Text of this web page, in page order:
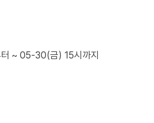
~ 05-30(금) 15시까지